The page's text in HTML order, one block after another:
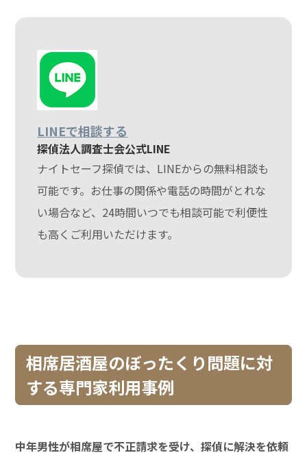
LINEで相談する
探偵法人調査士会公式LINE
ナイトセーフ探偵では、LINEからの無料相談も
可能です。お仕事の関係や電話の時間がとれな
い場合など、24時間いつでも相談可能で利便性
も高くご利用いただけます。
相席居酒屋のぼったくり問題に対
する専門家利用事例
中年男性が相席屋で不正請求を受け、探偵に解決を依頼